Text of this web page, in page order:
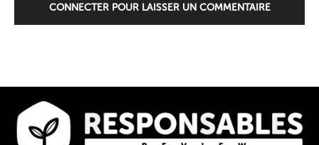
CONNECTER POUR LAISSER UN COMMENTAIRE